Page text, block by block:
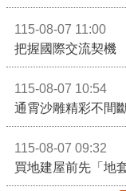
115-08-07 11:00
115-08-07 10:54
115-08-07 09:32